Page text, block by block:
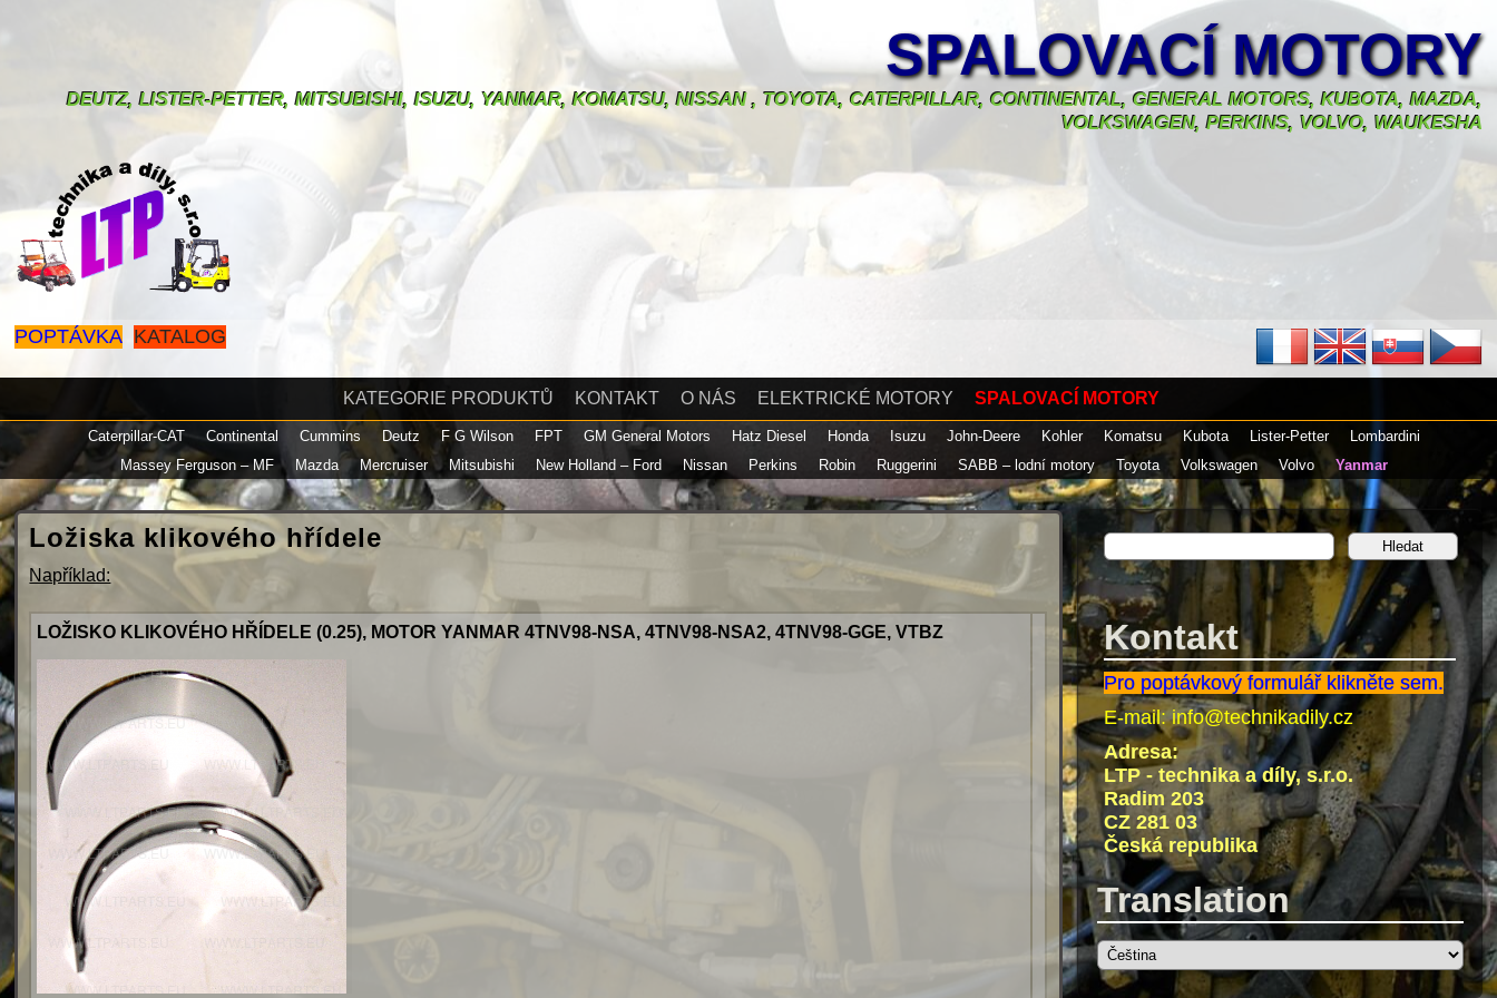
SPALOVACÍ MOTORY
DEUTZ, LISTER-PETTER, MITSUBISHI, ISUZU, YANMAR, KOMATSU, NISSAN , TOYOTA, CATERPILLAR, CONTINENTAL, GENERAL MOTORS, KUBOTA, MAZDA,
VOLKSWAGEN, PERKINS, VOLVO, WAUKESHA
POPTÁVKA KATALOG
KATEGORIE PRODUKTŮ KONTAKT O NÁS ELEKTRICKÉ MOTORY SPALOVACÍ MOTORY
Caterpillar-CAT Continental Cummins Deutz F G Wilson FPT GM General Motors Hatz Diesel Honda Isuzu John-Deere Kohler Komatsu Kubota Lister-Petter
Lombardini
Massey Ferguson – MF
Mazda Mercruiser Mitsubishi New Holland – Ford Nissan Perkins Robin Ruggerini SABB – lodní motory Toyota Volkswagen Volvo Yanmar
Kontakt
Pro poptávkový formulář klikněte sem.
E-mail:info@technikadily.cz
Adresa:
LTP - technika a díly, s.r.o.
Radim 203
CZ 281 03
Česká republika
Translation
Ložiska klikového hřídele
Například:
LOŽISKO KLIKOVÉHO HŘÍDELE (0.25), MOTOR YANMAR 4TNV98-NSA, 4TNV98-NSA2, 4TNV98-GGE, VTBZ